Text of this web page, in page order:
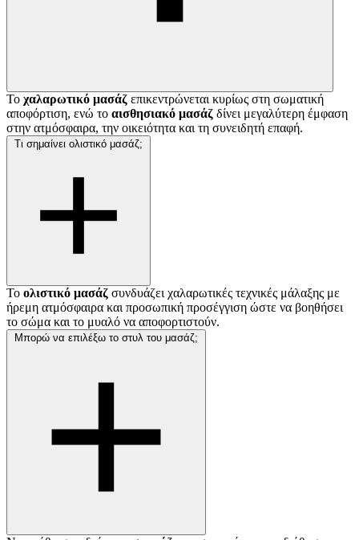
Το χαλαρωτικό μασάζ επικεντρώνεται κυρίως στη σωματική
αποφόρτιση, ενώ το αισθησιακό μασάζ δίνει μεγαλύτερη έμφαση
στην ατμόσφαιρα, την οικειότητα και τη συνειδητή επαφή.
Τι σημαίνει ολιστικό μασάζ;
Το ολιστικό μασάζ συνδυάζει χαλαρωτικές τεχνικές μάλαξης με
ήρεμη ατμόσφαιρα και προσωπική προσέγγιση ώστε να βοηθήσει
το σώμα και το μυαλό να αποφορτιστούν.
Μπορώ να επιλέξω το στυλ του μασάζ;